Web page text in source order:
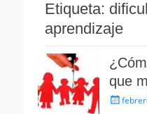
psicologia
Etiqueta:
aprendizaje
que
Publicado